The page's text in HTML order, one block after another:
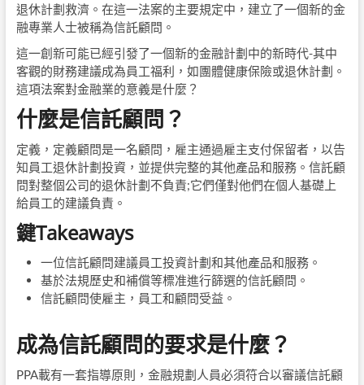
退休計劃救濟。在這一法案的主要規定中，建立了一個新的金
融專業人士被稱為信託顧問。
這一創新可能已經引發了一個新的金融計劃中的新時代-其中
客觀的財務建議成為員工福利，如團體健康保險或退休計劃。
這項法案對金融業的意義是什麼？
什麼是信託顧問？
定義，定義顧問是一名顧問，雇主通過雇主支付保留者，以告
知員工退休計劃投資，並提供完整的其他產品和服務。信託顧
問對整個公司的退休計劃不負責;它們僅對他們在個人基礎上
給員工的建議負責。
鍵Takeaways
一位信託顧問建議員工投資計劃和其他產品和服務。
基於法規歷史和補償等標准進行篩選的信託顧問。
信託顧問使雇主，員工和顧問受益。
成為信託顧問的要求是什麼？
PPA載有一套指導原則，金融規劃人員必須符合以審議信託顧